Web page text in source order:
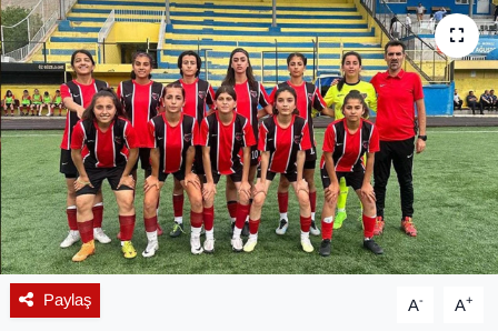
Paylaş A- A+
DÜNYA
EĞİTİM
EKONOMİ
Eleman
Emlak
En çok konuşulanlar